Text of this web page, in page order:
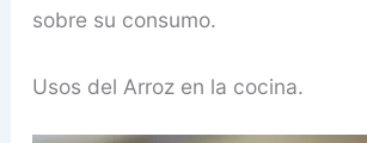
sobre su consumo.
Usos del Arroz en la cocina.